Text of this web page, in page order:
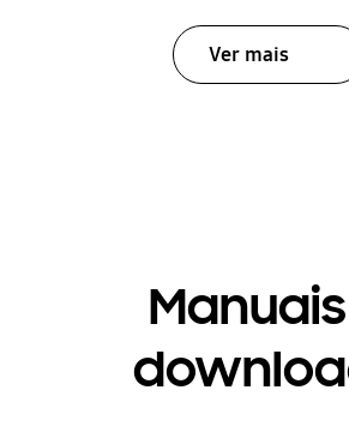
Ver mais